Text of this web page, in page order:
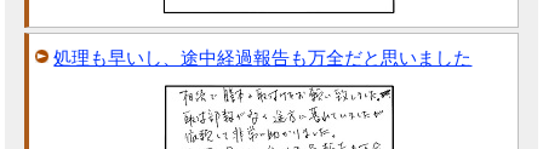
処理も早いし、途中経過報告も万全だと思いました